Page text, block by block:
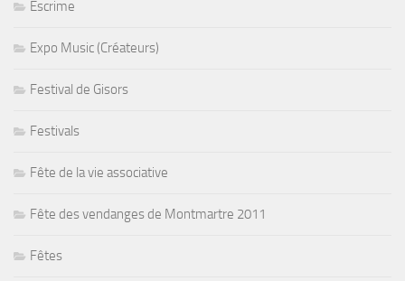
Escrime
Expo Music (Créateurs)
Festival de Gisors
Festivals
Fête de la vie associative
Fête des vendanges de Montmartre 2011
Fêtes